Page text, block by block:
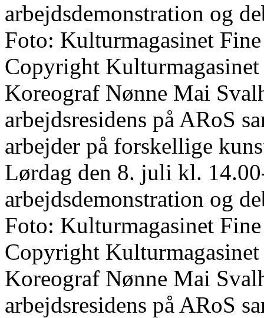
arbejdsdemonstration og
Foto: Kulturmagasinet
Copyright
Koreograf Nønne Mai
arbejdsresidens på ARoS
arbejder på forskellige
Lørdag den 8. juli kl.
arbejdsdemonstration og
Foto: Kulturmagasinet
Copyright
Koreograf Nønne Mai
arbejdsresidens på ARoS